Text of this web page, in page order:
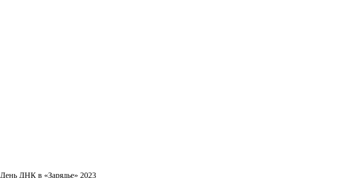
День ДНК в «Зарядье» 2023